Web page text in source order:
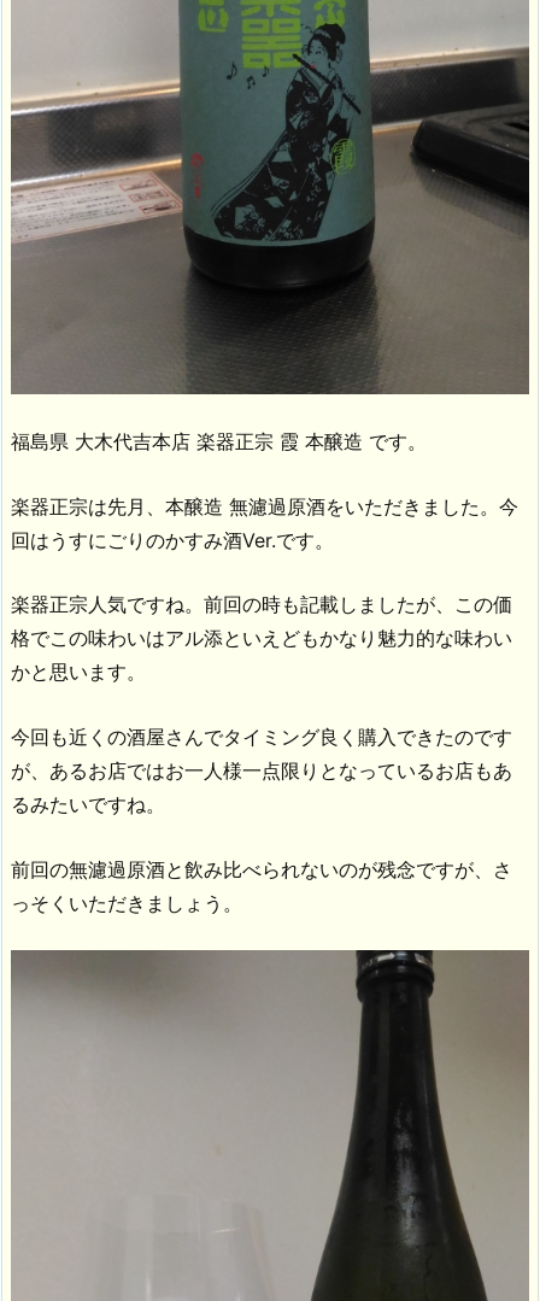
福島県 大木代吉本店 楽器正宗 霞 本醸造 です。
楽器正宗は先月、本醸造 無濾過原酒をいただきました。今
回はうすにごりのかすみ酒Ver.です。
楽器正宗人気ですね。前回の時も記載しましたが、この価
格でこの味わいはアル添といえどもかなり魅力的な味わい
かと思います。
今回も近くの酒屋さんでタイミング良く購入できたのです
が、あるお店ではお一人様一点限りとなっているお店もあ
るみたいですね。
前回の無濾過原酒と飲み比べられないのが残念ですが、さ
っそくいただきましょう。